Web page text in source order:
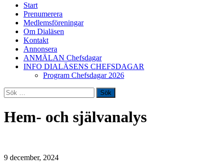
Start
Prenumerera
Medlemsföreningar
Om Dialäsen
Kontakt
Annonsera
ANMÄLAN Chefsdagar
INFO DIALÄSENS CHEFSDAGAR
Program Chefsdagar 2026
Sök
efter:
Hem- och självanalys
9 december, 2024